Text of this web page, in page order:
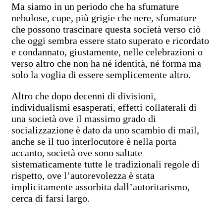
Ma siamo in un periodo che ha sfumature
nebulose, cupe, più grigie che nere, sfumature
che possono trascinare questa società verso ciò
che oggi sembra essere stato superato e ricordato
e condannato, giustamente, nelle celebrazioni o
verso altro che non ha né identità, né forma ma
solo la voglia di essere semplicemente altro.
Altro che dopo decenni di divisioni,
individualismi esasperati, effetti collaterali di
una società ove il massimo grado di
socializzazione è dato da uno scambio di mail,
anche se il tuo interlocutore è nella porta
accanto, società ove sono saltate
sistematicamente tutte le tradizionali regole di
rispetto, ove l’autorevolezza è stata
implicitamente assorbita dall’autoritarismo,
cerca di farsi largo.